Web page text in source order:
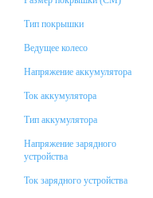
Тип покрышки
Ведущее колесо
Напряжение аккумулятора
Ток аккумулятора
Тип аккумулятора
Напряжение зарядного
устройства
Ток зарядного устройства